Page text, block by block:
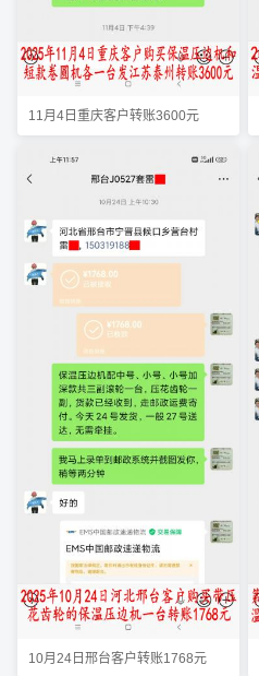
11月4日重庆客户转账3600元
10月24日邢台客户转账1768元